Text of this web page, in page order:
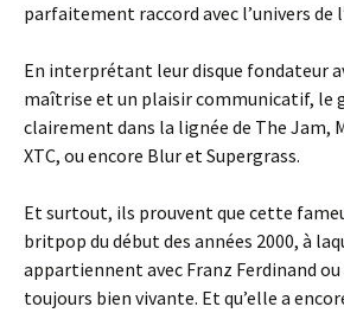
parfaitement raccord avec l’univers de
En interprétant leur disque fondateur
maîtrise et un plaisir communicatif, le
clairement dans la lignée de The Jam,
XTC, ou encore Blur et Supergrass.
Et surtout, ils prouvent que cette
britpop du début des années 2000, à
appartiennent avec Franz Ferdinand
toujours bien vivante. Et qu’elle a